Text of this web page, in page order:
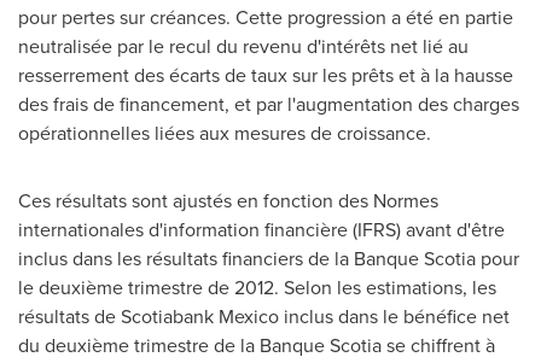
pour pertes sur créances. Cette progression a été en partie
neutralisée par le recul du revenu d'intérêts net lié au
resserrement des écarts de taux sur les prêts et à la hausse
des frais de financement, et par l'augmentation des charges
opérationnelles liées aux mesures de croissance.
Ces résultats sont ajustés en fonction des Normes
internationales d'information financière (IFRS) avant d'être
inclus dans les résultats financiers de la Banque Scotia pour
le deuxième trimestre de 2012. Selon les estimations, les
résultats de Scotiabank Mexico inclus dans le bénéfice net
du deuxième trimestre de la Banque Scotia se chiffrent à